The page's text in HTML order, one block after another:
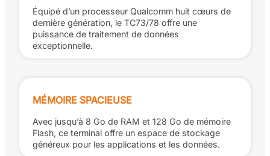
Équipé d’un processeur Qualcomm huit cœurs de
dernière génération, le TC73/78 offre une
puissance de traitement de données
exceptionnelle.
MÉMOIRE SPACIEUSE
Avec jusqu’à 8 Go de RAM et 128 Go de mémoire
Flash, ce terminal offre un espace de stockage
généreux pour les applications et les données.